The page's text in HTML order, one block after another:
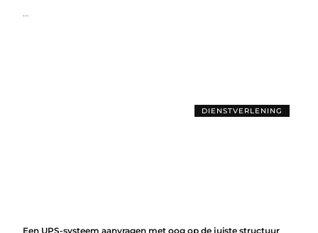
...
DIENSTVERLENING
Een UPS-systeem aanvragen met oog op de juiste structuur